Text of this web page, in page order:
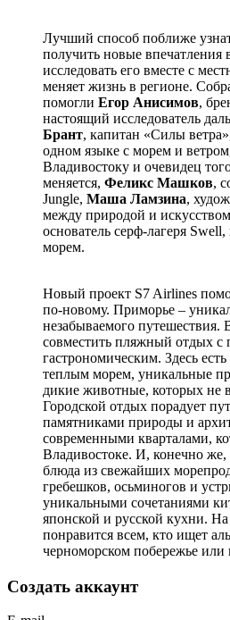
Лучший способ поближе
получить новые впечатления
исследовать его вместе с
меняет жизнь в регионе.
помогли Егор Анисимов,
настоящий исследователь
Брант, капитан «Силы
одном языке с морем и
Владивостоку и очевидец
меняется, Феликс Машков,
Jungle, Маша Ламзина,
между природой и
основатель серф-лагеря
морем.
Новый проект S7 Airlines
по-новому. Приморье –
незабываемого
совместить пляжный отдых
гастрономическим. Здесь
теплым морем, уникальные
дикие животные, которых не
Городской отдых порадует
памятниками природы и
современными кварталами,
Владивостоке. И, конечно
блюда из свежайших
гребешков, осьминогов и
уникальными сочетаниями
японской и русской кухни.
понравится всем, кто ищет
черноморском побережье или
Создать аккаунт